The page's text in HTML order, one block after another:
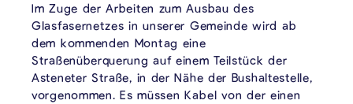
Im Zuge der Arbeiten zum Ausbau des
Glasfasernetzes in unserer Gemeinde wird ab
dem kommenden Montag eine
Straßenüberquerung auf einem Teilstück der
Asteneter Straße, in der Nähe der Bushaltestelle,
vorgenommen. Es müssen Kabel von der einen